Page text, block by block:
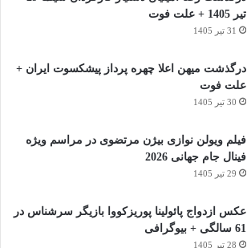
تیر 1405 + علت فوت
31 تیر 1405
درگذشت میهن اعلا چهره پرداز پیشکسوت ایران +
علت فوت
30 تیر 1405
فیلم ویولن نوازی بیژن مرتضوی در مراسم ویژه
فینال جام جهانی 2026
29 تیر 1405
عکس ازدواج پائولینا پوریزکووا بازیگر سرشناس در
61 سالگی + بیوگرافی
28 تیر 1405